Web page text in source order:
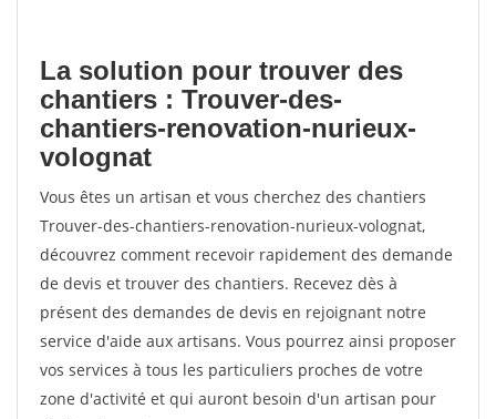
La solution pour trouver des
chantiers : Trouver-des-
chantiers-renovation-nurieux-
volognat
Vous êtes un artisan et vous cherchez des chantiers
Trouver-des-chantiers-renovation-nurieux-volognat,
découvrez comment recevoir rapidement des demande
de devis et trouver des chantiers. Recevez dès à
présent des demandes de devis en rejoignant notre
service d'aide aux artisans. Vous pourrez ainsi proposer
vos services à tous les particuliers proches de votre
zone d'activité et qui auront besoin d'un artisan pour